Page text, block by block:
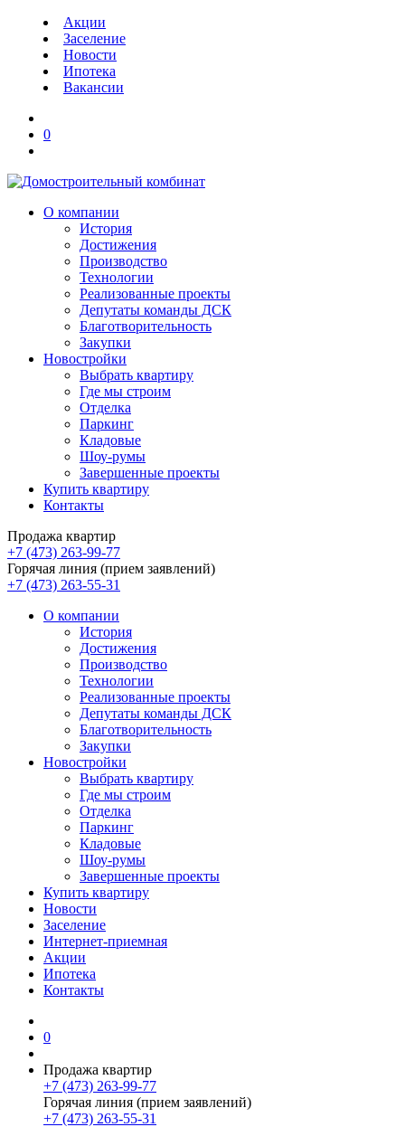
Акции
Заселение
Новости
Ипотека
Вакансии
0
О компании
История
Достижения
Производство
Технологии
Реализованные проекты
Депутаты команды ДСК
Благотворительность
Закупки
Новостройки
Выбрать квартиру
Где мы строим
Отделка
Паркинг
Кладовые
Шоу-румы
Завершенные проекты
Купить квартиру
Контакты
Продажа квартир
+7 (473) 263-99-77
Горячая линия (прием заявлений)
+7 (473) 263-55-31
О компании
История
Достижения
Производство
Технологии
Реализованные проекты
Депутаты команды ДСК
Благотворительность
Закупки
Новостройки
Выбрать квартиру
Где мы строим
Отделка
Паркинг
Кладовые
Шоу-румы
Завершенные проекты
Купить квартиру
Новости
Заселение
Интернет-приемная
Акции
Ипотека
Контакты
0
Продажа квартир
+7 (473) 263-99-77
Горячая линия (прием заявлений)
+7 (473) 263-55-31